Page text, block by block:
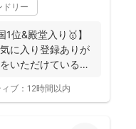
ドリー
1位&殿堂入り🥇】
に入り登録ありが
いただけているこ
ブ： 12時間以内